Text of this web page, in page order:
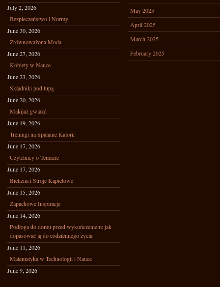
July 2, 2026
Bezpieczeństwo i Normy
June 30, 2026
Zrównoważona Moda
June 27, 2026
Kobiety w Nauce
June 23, 2026
Składniki pod lupą
June 20, 2026
Makijaż gwiazd
June 19, 2026
Treningi na Spalanie Kalorii
June 17, 2026
Czytelnicy o Temacie
June 17, 2026
Bielizna i Stroje Kąpielowe
June 15, 2026
Zapachowe Inspiracje
June 14, 2026
Podłoga do domu przed wykończeniem: jak
dopasować ją do codziennego życia
June 11, 2026
Matematyka w Technologii i Nauce
June 9, 2026
May 2025
April 2025
March 2025
February 2025